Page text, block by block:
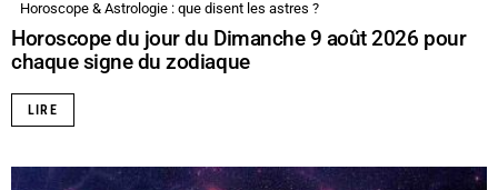
Horoscope & Astrologie : que disent les astres ?
Horoscope du jour du Dimanche 9 août 2026 pour
chaque signe du zodiaque
LIRE